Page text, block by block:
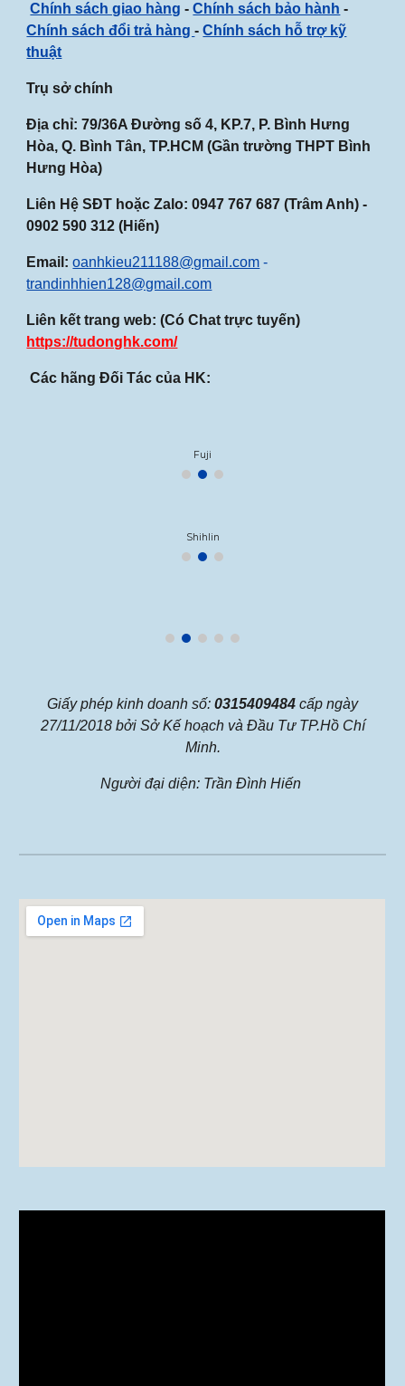
Chính sách giao hàng - Chính sách bảo hành -
Chính sách đổi trả hàng- Chính sách hỗ trợ kỹ
thuật
Trụ sở chính
Địa chỉ: 79/36A Đường số 4, KP.7, P. Bình Hưng
Hòa, Q. Bình Tân, TP.HCM (Gần trường THPT Bình
Hưng Hòa)
Liên Hệ SĐT hoặc Zalo:0947 767 687 (Trâm Anh) -
0902 590 312 (Hiến)
Email: oanhkieu211188@gmail.com -
trandinhhien128@gmail.com
Liên kết trang web: (Có Chat trực tuyến)
https://tudonghk.com/
Các hãng Đối Tác của HK:
Fuji
Shihlin
Giấy phép kinh doanh số: 0315409484 cấp ngày
27/11/2018 bởi Sở Kế hoạch và Đầu Tư TP.Hồ Chí
Minh.
Người đại diện: Trần Đình Hiến